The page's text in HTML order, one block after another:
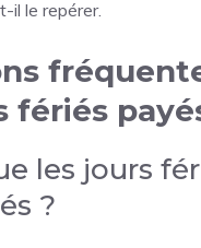
il le repérer.
fériés
les jours
?